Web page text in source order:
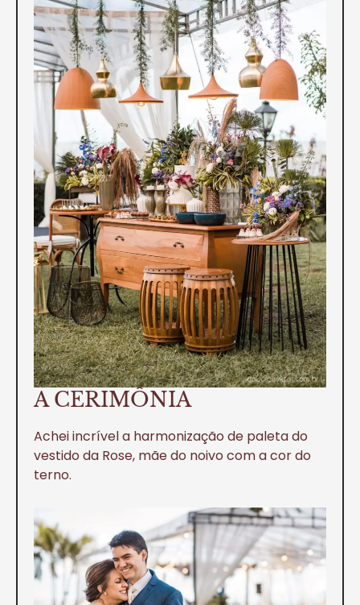
A CERIMÔNIA
Achei incrível a harmonização de paleta do
vestido da Rose, mãe do noivo com a cor do
terno.